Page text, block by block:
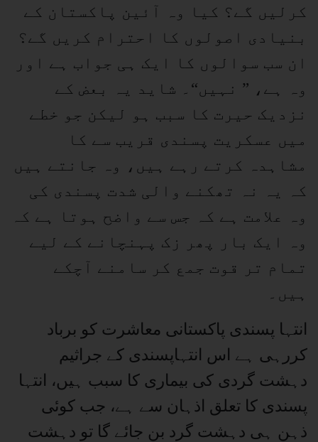
کرلیں گے؟ کیا وہ آئین پاکستان کے
بنیادی اصولوں کا احترام کریں گے؟
ان سب سوالوں کا ایک ہی جواب ہے اور
وہ ہے، ” نہیں“۔ شاید یہ بعض کے
نزدیک حیرت کا سبب ہو لیکن جو خطے
میں عسکریت پسندی قریب سے کا
مشاہدہ کرتے رہے ہیں، وہ جانتے ہیں
کہ یہ نہ تھکنے والی شدت پسندی کی
وہ علامت ہے کہ جس سے واضح ہوتا ہے کہ
وہ ایک بار پھر زک پہنچانے کے لیے
تمام تر قوت جمع کر سامنے آچکے
ہیں۔
انتہا پسندی پاکستانی معاشرت کو برباد
کررہی ہے اس انتہاپسندی کے جراثیم
دہشت گردی کی بیماری کا سبب ہیں، انتہا
پسندی کا تعلق اذہان سے ہے، جب کوئی
ذہن ہی دہشت گرد بن جائے گا تو دہشت